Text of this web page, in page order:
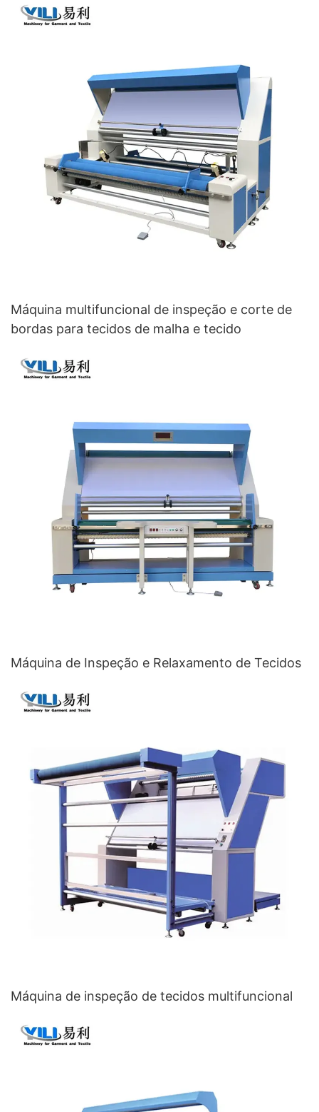
Máquina multifuncional de inspeção e corte de
bordas para tecidos de malha e tecido
Máquina de Inspeção e Relaxamento de Tecidos
Máquina de inspeção de tecidos multifuncional